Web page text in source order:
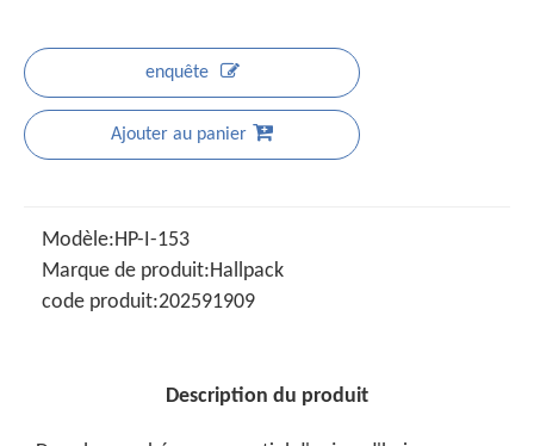
enquête
Ajouter au panier
Modèle:HP-I-153
Marque de produit:Hallpack
code produit:202591909
Description du produit